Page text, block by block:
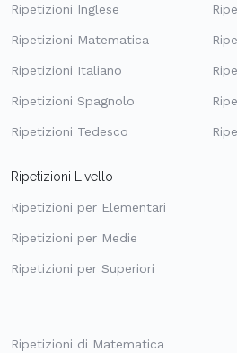
Ripetizioni Inglese
Ripetizioni Matematica
Ripetizioni Italiano
Ripetizioni Spagnolo
Ripetizioni Tedesco
Ripetizioni Livello
Ripetizioni per Elementari
Ripetizioni per Medie
Ripetizioni per Superiori
Ripetizioni di Matematica